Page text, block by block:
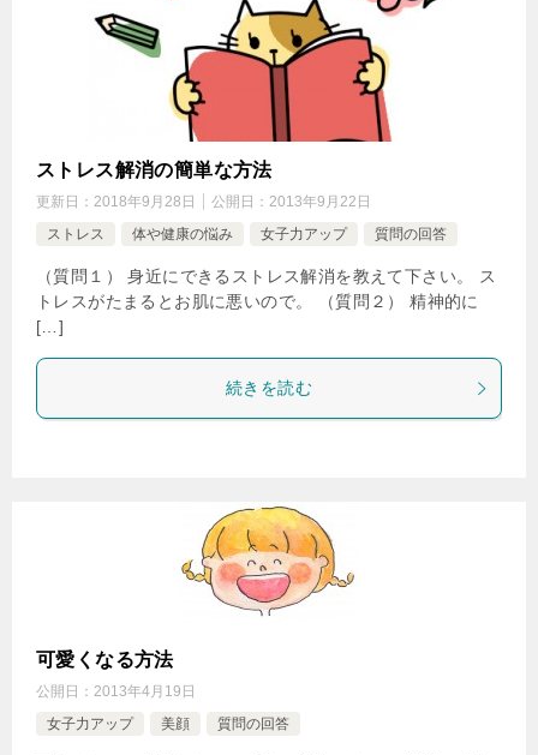
ストレス解消の簡単な方法
更新日： 2018年9月28日 公開日： 2013年9月22日
ストレス
体や健康の悩み 女子力アップ 質問の回答
（質問１） 身近にできるストレス解消を教えて下さい。 ス
トレスがたまるとお肌に悪いので。 （質問２） 精神的に
[…]
続きを読む
可愛くなる方法
公開日： 2013年4月19日
女子力アップ
美顔 質問の回答